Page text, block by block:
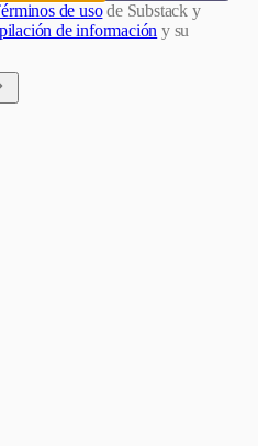
de usode Substack y
de información y su